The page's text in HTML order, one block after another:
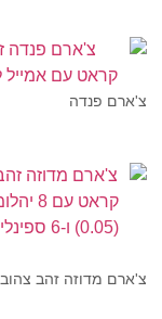
צ'ארם פנדה
צ'ארם מדוזה זהב צהוב